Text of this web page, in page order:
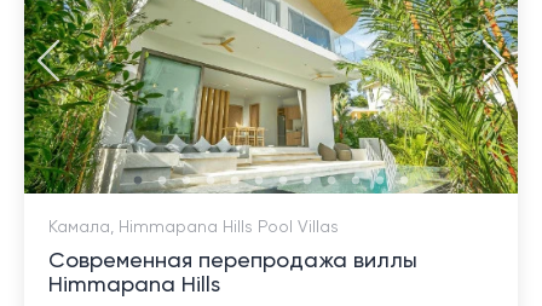
Камала, Himmapana Hills Pool Villas
Современная перепродажа виллы
Himmapana Hills